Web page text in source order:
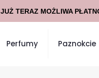
Perfumy Paznokcie
JUŻ TERAZ MOŻLIWA